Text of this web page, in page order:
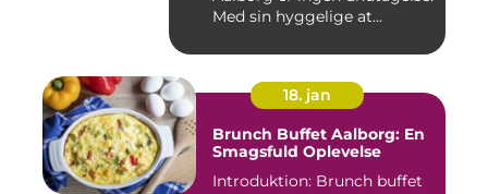
Med sin hyggelige at...
18. jan
Brunch Buffet Aalborg: En
Smagsfuld Oplevelse
Introduktion: Brunch buffet